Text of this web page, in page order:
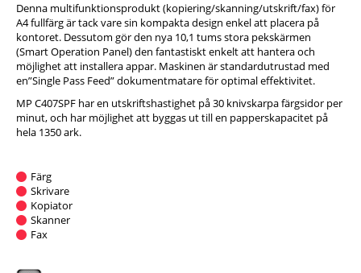
Denna multifunktionsprodukt (kopiering/skanning/utskrift/fax) för
A4 fullfärg är tack vare sin kompakta design enkel att placera på
kontoret. Dessutom gör den nya 10,1 tums stora pekskärmen
(Smart Operation Panel) den fantastiskt enkelt att hantera och
möjlighet att installera appar. Maskinen är standardutrustad med
en”Single Pass Feed” dokumentmatare för optimal effektivitet.
MP C407SPF har en utskriftshastighet på 30 knivskarpa färgsidor per
minut, och har möjlighet att byggas ut till en papperskapacitet på
hela 1350 ark.
Färg
Skrivare
Kopiator
Skanner
Fax